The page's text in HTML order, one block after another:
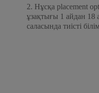
2. Нұсқа placement
ұзақтығы 1 айдан 18
саласында тиісті